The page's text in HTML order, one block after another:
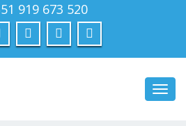
919 673 520